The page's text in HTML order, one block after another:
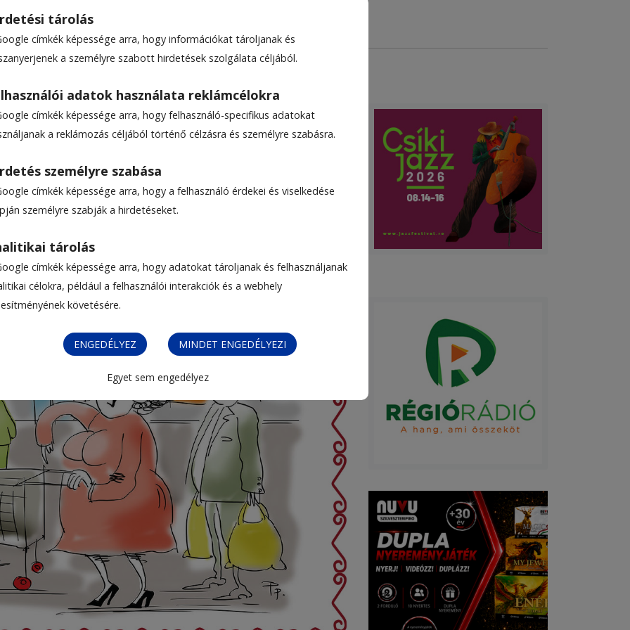
tárolás
címkék képessége arra, hogy információkat tároljanak és
a személyre szabott hirdetések szolgálata céljából.
adatok használata reklámcélokra
címkék képessége arra, hogy felhasználó-specifikus adatokat
a reklámozás céljából történő célzásra és személyre szabásra.
személyre szabása
címkék képessége arra, hogy a felhasználó érdekei és viselkedése
személyre szabják a hirdetéseket.
tárolás
címkék képessége arra, hogy adatokat tároljanak és felhasználjanak
célokra, például a felhasználói interakciók és a webhely
követésére.
ENGEDÉLYEZ MINDET ENGEDÉLYEZI
Egyet sem engedélyez
mindig Csürkét